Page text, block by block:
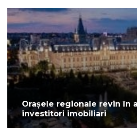
Orașele regionale revin în
investitori imobiliari